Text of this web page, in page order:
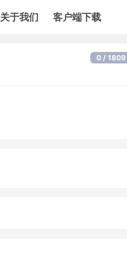
关于我们 客户端下载
0 / 1809